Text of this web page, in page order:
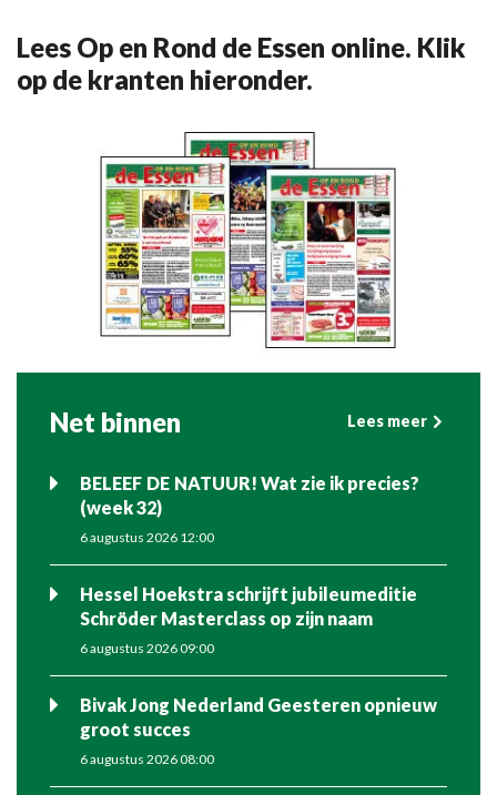
Lees Op en Rond de Essen online. Klik
op de kranten hieronder.
Net binnen Lees meer
BELEEF DE NATUUR! Wat zie ik precies?
(week 32)
6 augustus 2026 12:00
Hessel Hoekstra schrijft jubileumeditie
Schröder Masterclass op zijn naam
6 augustus 2026 09:00
Bivak Jong Nederland Geesteren opnieuw
groot succes
6 augustus 2026 08:00